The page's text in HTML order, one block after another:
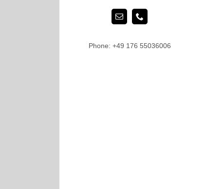
Phone: ‭+49 176 55036006